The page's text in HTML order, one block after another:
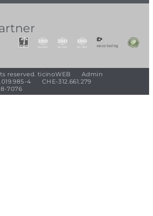
reserved. ticinoWEB
Admin
4
CHE-312.661.279
7076